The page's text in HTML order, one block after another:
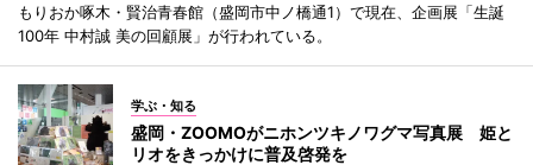
もりおか啄木・賢治青春館（盛岡市中ノ橋通1）で現在、企画展「生誕
100年 中村誠 美の回顧展」が行われている。
学ぶ・知る
盛岡・ZOOMOがニホンツキノワグマ写真展 姫と
リオをきっかけに普及啓発を